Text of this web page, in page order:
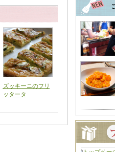
ズッキーニのフリ
ッタータ